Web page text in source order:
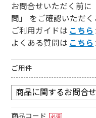
お問合せいただく前に
問」 をご確認いただく
ご利用ガイドは こちら
よくある質問は こちら
ご用件
商品コード 必須